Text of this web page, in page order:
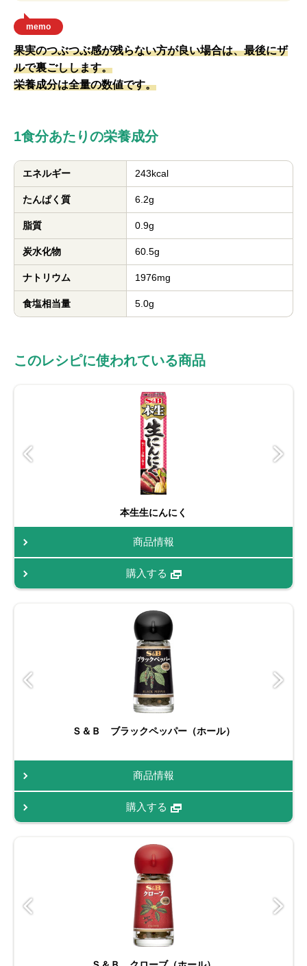
memo
果実のつぶつぶ感が残らない方が良い場合は、最後にザ
ルで裏ごしします。
栄養成分は全量の数値です。
1食分あたりの栄養成分
エネルギー 243kcal
たんぱく質 6.2g
脂質 0.9g
炭水化物 60.5g
ナトリウム 1976mg
食塩相当量 5.0g
このレシピに使われている商品
本生生にんにく
商品情報
購入する
Ｓ＆Ｂ ブラックペッパー（ホール）
商品情報
購入する